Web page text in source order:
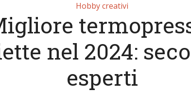
Hobby creativi
nel 2024:
esperti